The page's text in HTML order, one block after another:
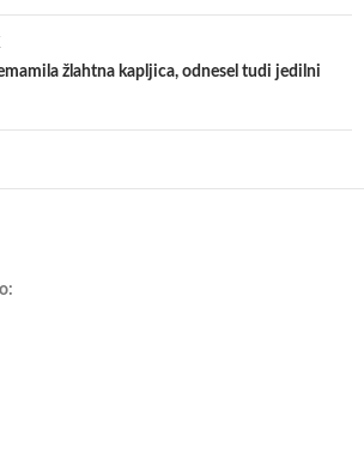
žlahtna kapljica, odnesel tudi jedilni